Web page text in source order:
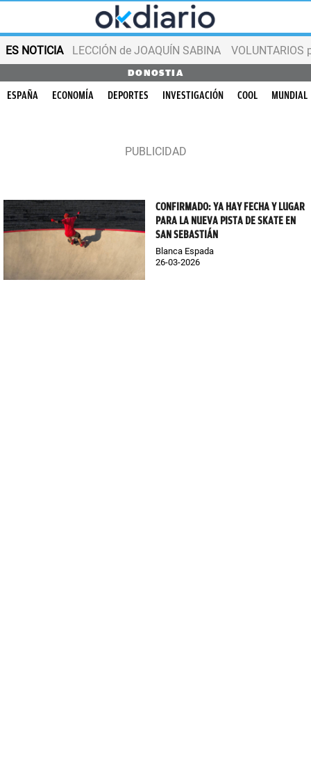
ES NOTICIA LECCIÓN de JOAQUÍN SABINA VOLUNTARIOS
DONOSTIA
ESPAÑA ECONOMÍA DEPORTES INVESTIGACIÓN COOL MUNDIAL
CONFIRMADO: YA HAY FECHA Y LUGAR
PARA LA NUEVA PISTA DE SKATE EN
SAN SEBASTIÁN
Blanca Espada
26-03-2026